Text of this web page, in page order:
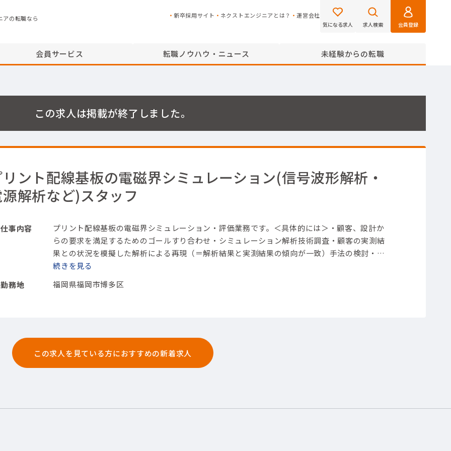
アの転職なら 新卒採用サイト ネクストエンジニアとは？ 運営会社
気になる求人 求人検索 会員登録
会員サービス 転職ノウハウ・ニュース 未経験からの転職
この求人は掲載が終了しました。
ント配線基板の電磁界シミュレーション(信号波形解析・
解析など)スタッフ
仕事内容 プリント配線基板の電磁界シミュレーション・評価業務です。 ＜具体的には＞ ・顧客、設計か
らの要求を満足するためのゴールすり合わせ ・シミュレーション解析技術調査 ・顧客の実測結
果との状況を模擬した解析による再現（＝解析結果と実測結果の傾向が一致）手法の検討 ・シ
ミュレーション解析結果の妥当性検証
続きを
勤務地
福岡県福岡市博多区
この求人を見ている方におすすめの新着求人